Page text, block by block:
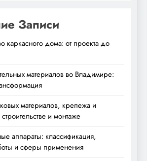
Записи
каркасного дома: от проекта до
материалов во Владимире:
материалов, крепежа и
и монтаже
аппараты: классификация,
и сферы применения